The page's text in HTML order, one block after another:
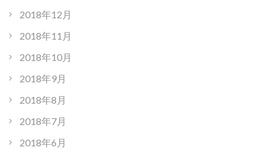
2018年12月
2018年11月
2018年10月
2018年9月
2018年8月
2018年7月
2018年6月